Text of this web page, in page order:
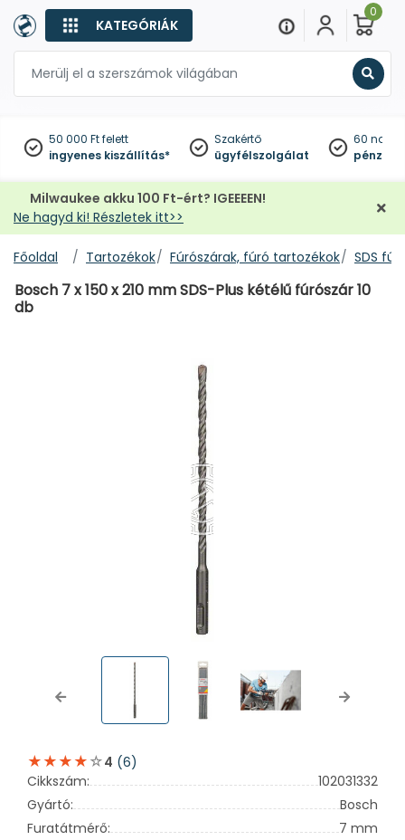
KATEGÓRIÁK
0
50 000 Ft felett
ingyenes kiszállítás*
Szakértő
ügyfélszolgálat
60
Milwaukee akku 100 Ft-ért? IGEEEEN!
Ne hagyd ki! Részletek itt>>
Főoldal Tartozékok Fúrószárak, fúró tartozékok SDS
Bosch 7 x 150 x 210 mm SDS-Plus kétélű fúrószár 10
db
Previous Next
4 (6)
Cikkszám:
102031332
Gyártó:
Bosch
Furatátmérő:
7 mm